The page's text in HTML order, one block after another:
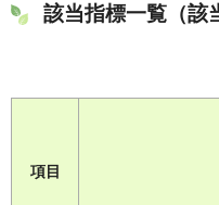
該当指標一覧（該
項目